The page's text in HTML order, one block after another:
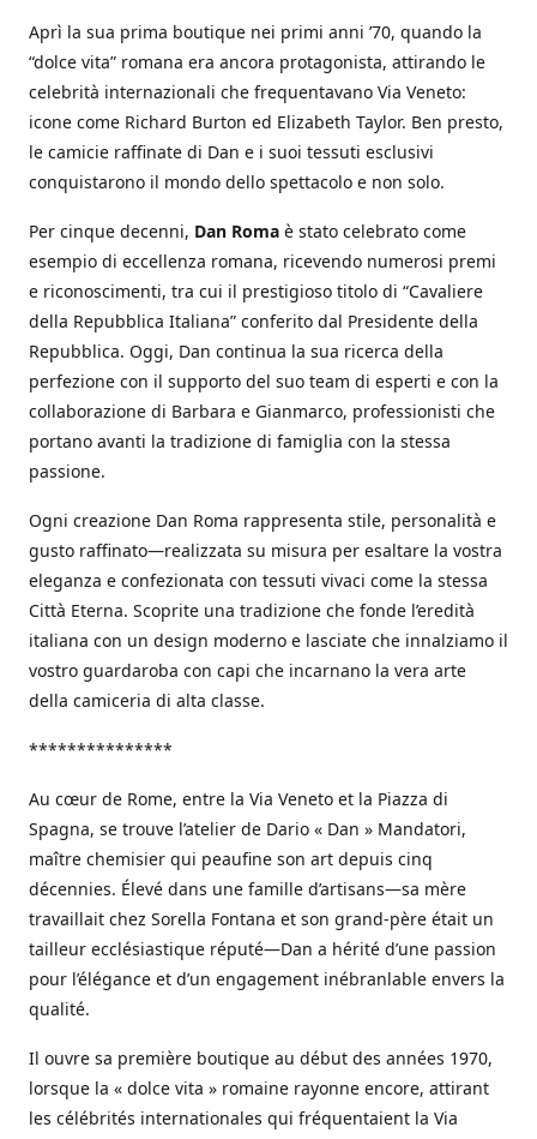
Aprì la sua prima boutique nei primi anni ’70, quando la
“dolce vita” romana era ancora protagonista, attirando le
celebrità internazionali che frequentavano Via Veneto:
icone come Richard Burton ed Elizabeth Taylor. Ben presto,
le camicie raffinate di Dan e i suoi tessuti esclusivi
conquistarono il mondo dello spettacolo e non solo.
Per cinque decenni, Dan Roma è stato celebrato come
esempio di eccellenza romana, ricevendo numerosi premi
e riconoscimenti, tra cui il prestigioso titolo di “Cavaliere
della Repubblica Italiana” conferito dal Presidente della
Repubblica. Oggi, Dan continua la sua ricerca della
perfezione con il supporto del suo team di esperti e con la
collaborazione di Barbara e Gianmarco, professionisti che
portano avanti la tradizione di famiglia con la stessa
passione.
Ogni creazione Dan Roma rappresenta stile, personalità e
gusto raffinato—realizzata su misura per esaltare la vostra
eleganza e confezionata con tessuti vivaci come la stessa
Città Eterna. Scoprite una tradizione che fonde l’eredità
italiana con un design moderno e lasciate che innalziamo il
vostro guardaroba con capi che incarnano la vera arte
della camiceria di alta classe.
***************
Au cœur de Rome, entre la Via Veneto et la Piazza di
Spagna, se trouve l’atelier de Dario « Dan » Mandatori,
maître chemisier qui peaufine son art depuis cinq
décennies. Élevé dans une famille d’artisans—sa mère
travaillait chez Sorella Fontana et son grand-père était un
tailleur ecclésiastique réputé—Dan a hérité d’une passion
pour l’élégance et d’un engagement inébranlable envers la
qualité.
Il ouvre sa première boutique au début des années 1970,
lorsque la « dolce vita » romaine rayonne encore, attirant
les célébrités internationales qui fréquentaient la Via